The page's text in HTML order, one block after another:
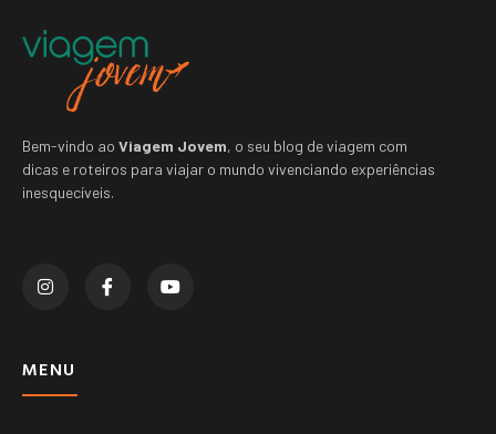
Bem-vindo ao Viagem Jovem, o seu blog de viagem com
dicas e roteiros para viajar o mundo vivenciando experiências
inesquecíveis.
MENU